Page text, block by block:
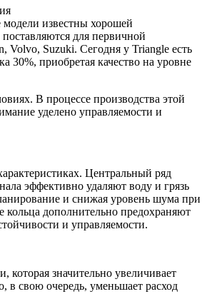
модели известны хорошей
для первичной
Volvo, Suzuki. Сегодня у Triangle есть
приобретая качество на уровне
В процессе производства этой
уделено управляемости и
Центральный ряд
эффективно удаляют воду и грязь
и снижая уровень шума при
дополнительно предохраняют
и управляемости.
значительно увеличивает
в свою очередь, уменьшает расход